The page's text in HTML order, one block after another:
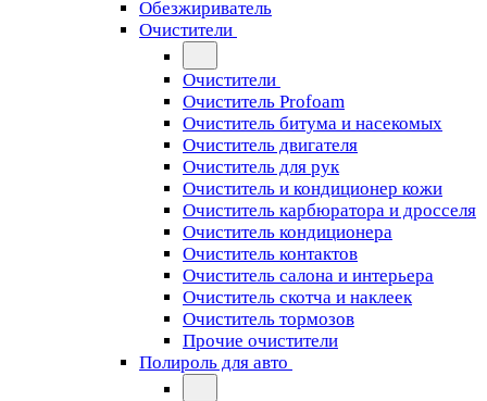
Обезжириватель
Очистители
Очистители
Очиститель Profoam
Очиститель битума и насекомых
Очиститель двигателя
Очиститель для рук
Очиститель и кондиционер кожи
Очиститель карбюратора и дросселя
Очиститель кондиционера
Очиститель контактов
Очиститель салона и интерьера
Очиститель скотча и наклеек
Очиститель тормозов
Прочие очистители
Полироль для авто